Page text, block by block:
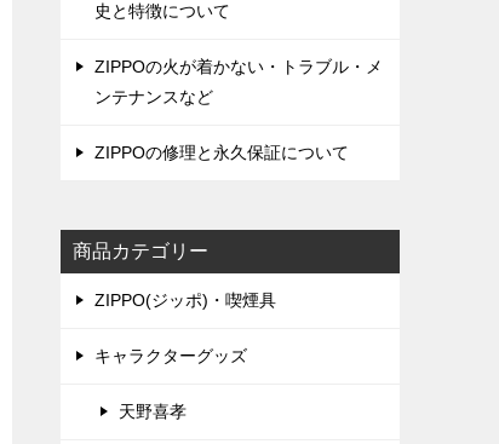
史と特徴について
ZIPPOの火が着かない・トラブル・メ
ンテナンスなど
ZIPPOの修理と永久保証について
商品カテゴリー
ZIPPO(ジッポ)・喫煙具
キャラクターグッズ
天野喜孝